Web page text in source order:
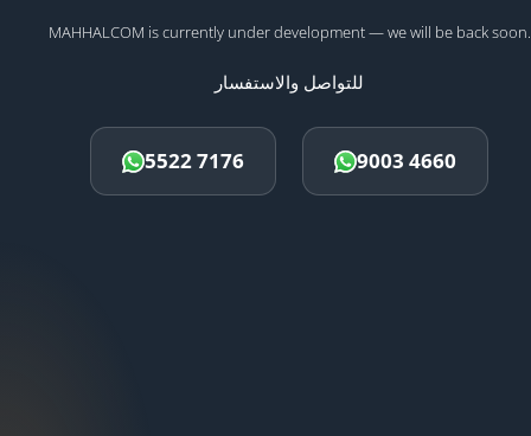
MAHHALCOM is currently under development — we will be back soon.
للتواصل والاستفسار
5522 7176 9003 4660